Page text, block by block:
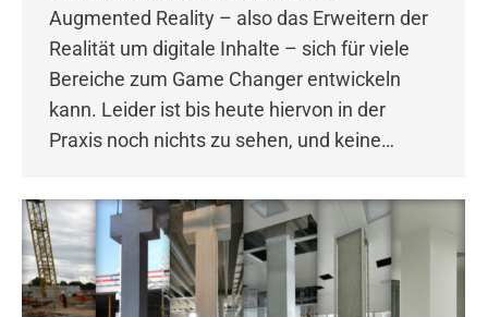
Augmented Reality – also das Erweitern der
Realität um digitale Inhalte – sich für viele
Bereiche zum Game Changer entwickeln
kann. Leider ist bis heute hiervon in der
Praxis noch nichts zu sehen, und keine…